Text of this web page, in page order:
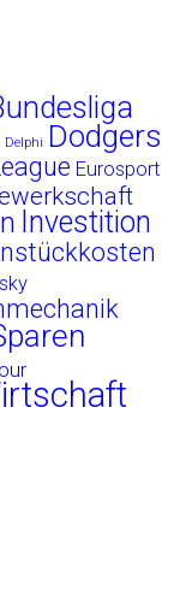
Delphi Dodgers
Eurosport
Investition